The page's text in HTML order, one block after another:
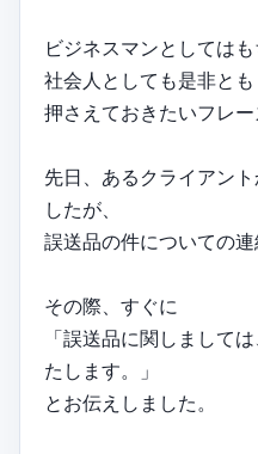
ビジネスマンとしてはも
社会人としても是非とも
押さえておきたいフレー
先日、あるクライアン
したが、
誤送品の件についての連
その際、すぐに
「誤送品に関しまして
たします。」
とお伝えしました。